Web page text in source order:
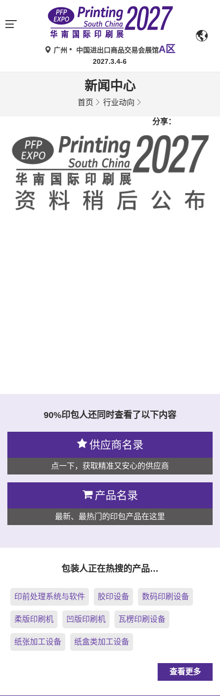
广州 中国进出口商品交易会展馆A区
2027.3.4-6
新闻中心
首页 行业动向
分享：
90%印包人还同时查看了以下内容
供应商名录
点一下，获取精准又安心的供应商
产品名录
最新、最热门的印包产品在这里
包装人正在热搜的产品…
印前处理系统与软件 胶印设备 数码印刷设备
柔版印刷机 凹版印刷机 瓦楞印刷设备
纸张加工设备 纸盒类加工设备
查看更多